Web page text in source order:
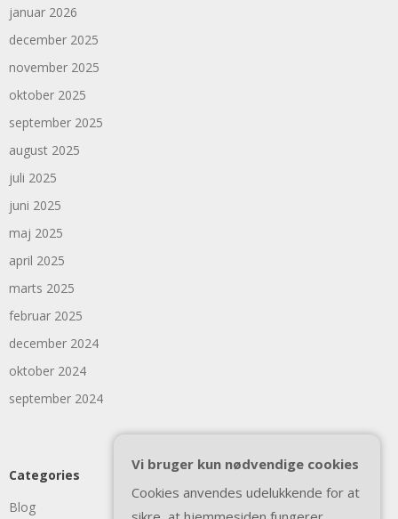
januar 2026
december 2025
november 2025
oktober 2025
september 2025
august 2025
juli 2025
juni 2025
maj 2025
april 2025
marts 2025
februar 2025
december 2024
oktober 2024
september 2024
Categories
Blog
Vi bruger kun nødvendige cookies
Cookies anvendes udelukkende for at